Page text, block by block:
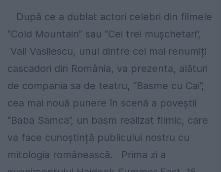
După ce a dublat actori celebri din filmele
“Cold Mountain” sau “Cei trei mușchetari”,
Vali Vasilescu, unul dintre cei mai renumiți
cascadori din România, va prezenta, alături
de compania sa de teatru, “Basme cu Cai”,
cea mai nouă punere în scenă a poveștii
“Baba Samca”, un basm realizat filmic, care
va face cunoștință publicului nostru cu
mitologia românească. Prima zi a